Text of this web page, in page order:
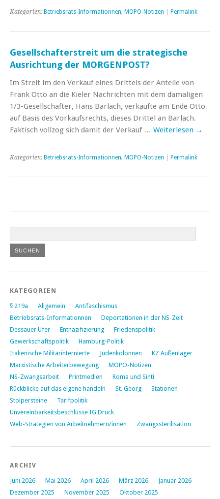
Kategorien: Betriebsrats-Informationnen, MOPO-Notizen Permalink
Gesellschafterstreit um die strategische
Ausrichtung der MORGENPOST?
Im Streit im den Verkauf eines Drittels der Anteile von
Frank Otto an die Kieler Nachrichten mit dem damaligen
1/3-Gesellschafter, Hans Barlach, verkaufte am Ende Otto
auf Basis des Vorkaufsrechts, dieses Drittel an Barlach.
Faktisch vollzog sich damit der Verkauf … Weiterlesen →
Kategorien: Betriebsrats-Informationnen, MOPO-Notizen Permalink
KATEGORIEN
§ 219a Allgemein
Antifaschismus
Betriebsrats-Informationnen
Deportationen in der NS-Zeit
Dessauer Ufer
Entnazifizierung
Friedenspolitik
Gewerkschaftspolitik
Hamburg-Politik
Italienische Militärinternierte
Judenkolonnen
KZ Außenlager
Marxistische Arbeiterbewegung
MOPO-Notizen
NS-Zwangsarbeit
Printmedien
Roma und Sinti
Rückblicke auf das eigene handeln
St. Georg
Stationen
Stolpersteine
Tarifpolitik
Unvereinbarkeitsbeschlüsse IG Druck
Web-Strategien von Arbeitnehmern/innen
Zwangssterilisation
ARCHIV
Juni 2026 Mai 2026 April 2026 März 2026
Januar 2026
Dezember 2025
November 2025
Oktober 2025